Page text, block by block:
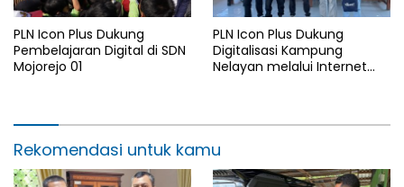
PLN Icon Plus Dukung
Pembelajaran Digital di SDN
Mojorejo 01
PLN Icon Plus Dukung
Digitalisasi Kampung
Nelayan melalui Internet
Rekomendasi untuk kamu